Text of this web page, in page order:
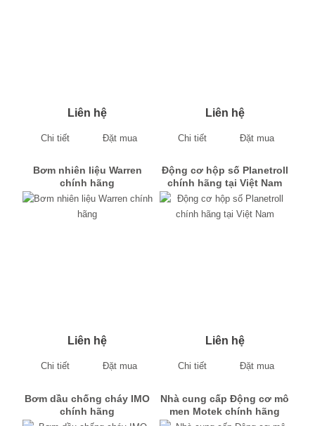
Liên hệ
Chi tiết Đặt mua
Liên hệ
Chi tiết Đặt mua
Bơm nhiên liệu Warren
chính hãng
Liên hệ
Chi tiết Đặt mua
Động cơ hộp số Planetroll
chính hãng tại Việt Nam
Liên hệ
Chi tiết Đặt mua
Bơm dầu chống cháy IMO
chính hãng
Nhà cung cấp Động cơ mô
men Motek chính hãng